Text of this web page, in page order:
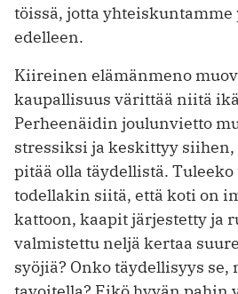
töissä, jotta
edelleen.
Kiireinen elämänmeno
kaupallisuus värittää niitä
Perheenäidin joulunvietto
stressiksi ja keskittyy
pitää olla täydellistä.
todellakin siitä, että koti on
kattoon, kaapit järjestetty ja
valmistettu neljä kertaa
syöjiä? Onko täydellisyys se,